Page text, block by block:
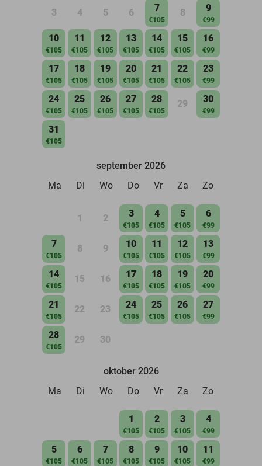
3 4 5 6 7
€105
8 9
€99
10
€105
11
€105
12
€105
13
€105
14
€105
15
€105
16
€99
17
€105
18
€105
19
€105
20
€105
21
€105
22
€105
23
€99
24
€105
25
€105
26
€105
27
€105
28
€105
29 30
€99
31
€105
september 2026
Ma
Di Wo Do Vr Za Zo
1 2 3
€105
4
€105
5
€105
6
€99
7
€105
8 9 10
€105
11
€105
12
€105
13
€99
14
€105
15 16 17
€105
18
€105
19
€105
20
€99
21
€105
22 23 24
€105
25
€105
26
€105
27
€99
28
€105
29 30
oktober 2026
Ma
Di Wo Do Vr Za Zo
1
€105
2
€105
3
€105
4
€99
5
€105
6
€105
7
€105
8
€105
9
€105
10
€105
11
€99